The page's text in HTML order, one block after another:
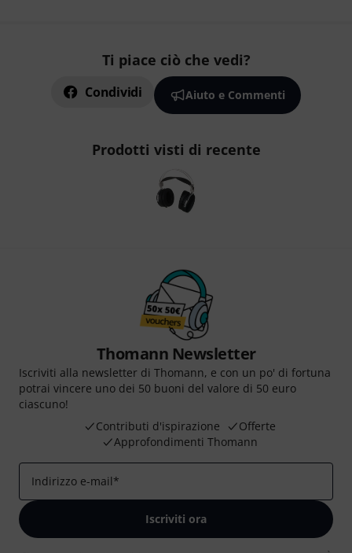
Ti piace ciò che vedi?
Condividi Aiuto e Commenti
Prodotti visti di recente
Thomann Newsletter
Iscriviti alla newsletter di Thomann, e con un po' di fortuna
potrai vincere uno dei 50 buoni del valore di 50 euro
ciascuno!
Contributi d'ispirazione
Offerte
Approfondimenti Thomann
Indirizzo e-mail*
Iscriviti ora